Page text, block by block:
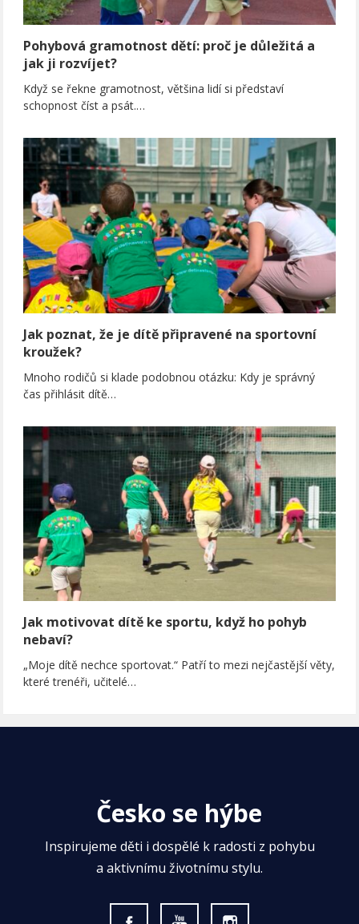
Pohybová gramotnost dětí: proč je důležitá a
jak ji rozvíjet?
Když se řekne gramotnost, většina lidí si představí
schopnost číst a psát.…
Jak poznat, že je dítě připravené na sportovní
kroužek?
Mnoho rodičů si klade podobnou otázku: Kdy je správný
čas přihlásit dítě…
Jak motivovat dítě ke sportu, když ho pohyb
nebaví?
„Moje dítě nechce sportovat.“ Patří to mezi nejčastější věty,
které trenéři, učitelé…
Česko se hýbe
Inspirujeme děti i dospělé k radosti z pohybu
a aktivnímu životnímu stylu.